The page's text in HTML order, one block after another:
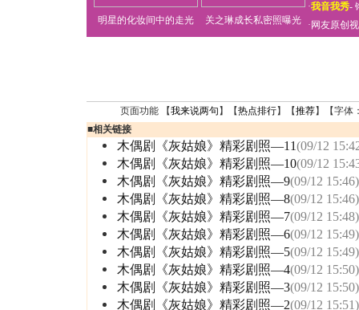
明星的化妆间中的走光 关之琳成长私密照曝光
·我音我秀-
· 网友原创
页面功能 【我来说两句 】【热点排行】【推荐】【字体
■相关链接
木偶剧《灰姑娘》精彩剧照—11(09/12
木偶剧《灰姑娘》精彩剧照—10(09/12
木偶剧《灰姑娘》精彩剧照—9(09/12 15:46)
木偶剧《灰姑娘》精彩剧照—8(09/12 15:46)
木偶剧《灰姑娘》精彩剧照—7(09/12 15:48)
木偶剧《灰姑娘》精彩剧照—6(09/12 15:49)
木偶剧《灰姑娘》精彩剧照—5(09/12 15:49)
木偶剧《灰姑娘》精彩剧照—4(09/12 15:50)
木偶剧《灰姑娘》精彩剧照—3(09/12 15:50)
木偶剧《灰姑娘》精彩剧照—2(09/12 15:51)